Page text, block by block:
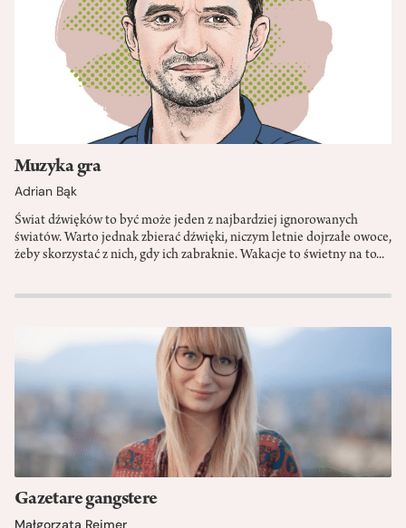
Muzyka gra
Adrian Bąk
Świat dźwięków to być może jeden z najbardziej ignorowanych
światów. Warto jednak zbierać dźwięki, niczym letnie dojrzałe owoce,
żeby skorzystać z nich, gdy ich zabraknie. Wakacje to świetny na to...
Gazetare gangstere
Małgorzata Rejmer